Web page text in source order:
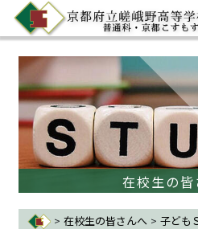
在校生の皆
> 在校生の皆さんへ > 子ども